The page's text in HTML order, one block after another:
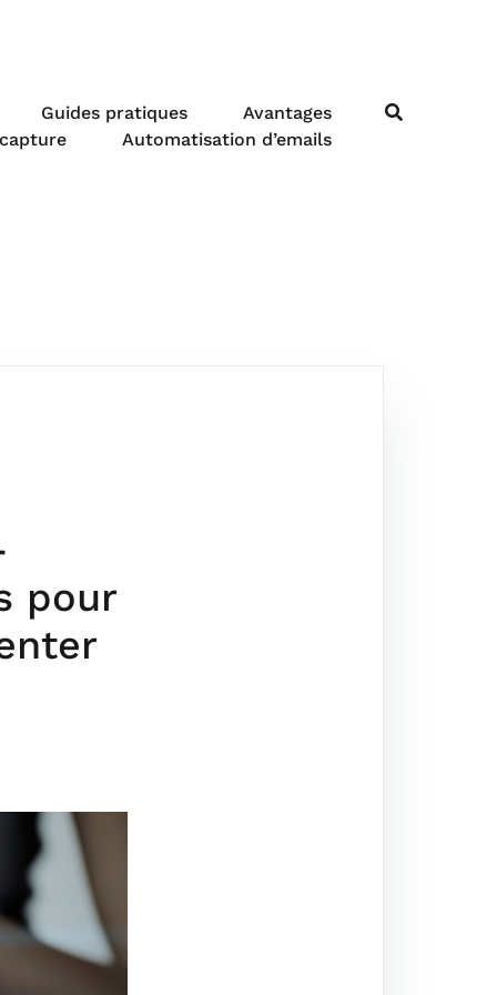
Guides pratiques
Avantages
Automatisation d’emails
pour